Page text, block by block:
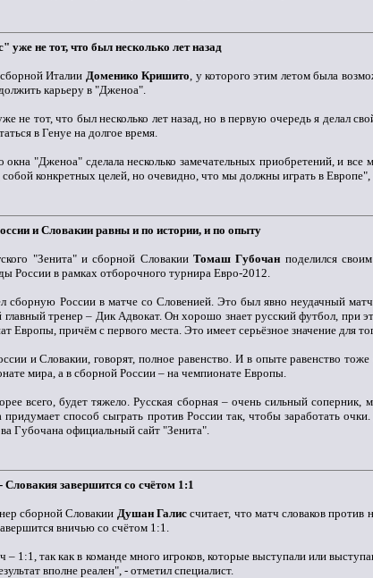
не тот, что был несколько лет назад
Италии Доменико Кришито, у которого этим летом была
карьеру в "Дженоа".
не тот, что был несколько лет назад, но в первую очередь я делал
в Генуе на долгое время.
окна "Дженоа" сделала несколько замечательных приобретений, и
собой конкретных целей, но очевидно, что мы должны играть в
и Словакии равны и по истории, и по опыту
"Зенита" и сборной СловакииТомаш Губочан поделился
России в рамках отборочного турнира Евро-2012.
сборную России в матче со Словенией. Это был явно неудачный
тренер – Дик Адвокат. Он хорошо знает русский футбол, при
Европы, причём с первого места. Это имеет серьёзное значение для
и Словакии, говорят, полное равенство. И в опыте равенство
мира, а в сборной России – на чемпионате Европы.
всего, будет тяжело. Русская сборная – очень сильный
придумает способ сыграть против России так, чтобы заработать
Губочана официальный сайт "Зенита".
Словакия завершится со счётом 1:1
сборной Словакии Душан Галиссчитает, что матч словаков
вничью со счётом 1:1.
– 1:1, так как в команде много игроков, которые выступали или
вполне реален", - отметил специалист.